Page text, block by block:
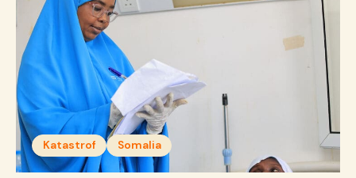
Katastrof Somalia